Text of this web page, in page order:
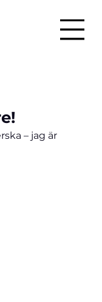
– jag är